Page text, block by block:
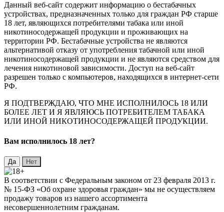
Данный веб-сайт содержит информацию о бестабачных
устройствах, предназначенных только для граждан РФ старше
18 лет, являющихся потребителями табака или иной
никотиносодержащей продукции и проживающих на
территории РФ. Бестабачные устройства не являются
альтернативой отказу от употребления табачной или иной
никотиносодержащей продукции и не являются средством для
лечения никотиновой зависимости. Доступ на веб-сайт
разрешен только с компьютеров, находящихся в интернет-сети
РФ.
Я ПОДТВЕРЖДАЮ, ЧТО МНЕ ИСПОЛНИЛОСЬ 18 ИЛИ
БОЛЕЕ ЛЕТ И Я ЯВЛЯЮСЬ ПОТРЕБИТЕЛЕМ ТАБАКА
ИЛИ ИНОЙ НИКОТИНОСОДЕРЖАЩЕЙ ПРОДУКЦИИ.
Вaм исполнилось 18 лет?
В соответствии с Федеральным законом от 23 февраля 2013 г.
№ 15-ФЗ «Об охране здоровья граждан» мы не осуществляем
продажу товаров из нашего ассортимента
несовершеннолетним гражданам.